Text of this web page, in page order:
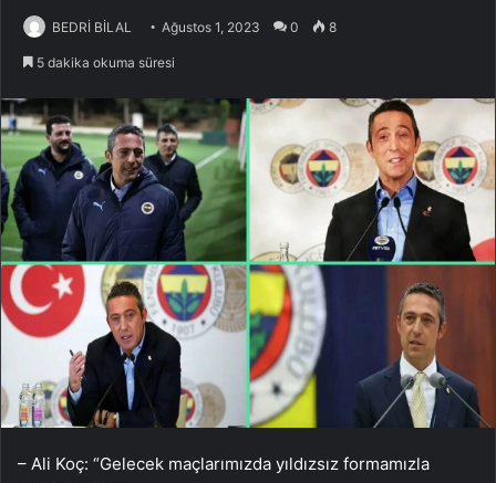
BEDRİ BİLAL Ağustos 1, 2023 0 8
5 dakika okuma süresi
– Ali Koç: “Gelecek maçlarımızda yıldızsız formamızla